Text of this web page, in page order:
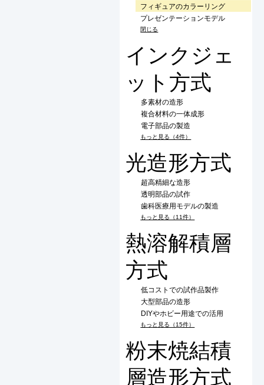
フィギュアのカラーリング
プレゼンテーションモデル
閉じる
インクジェ
ット方式
多素材の造形
複合材料の一体成形
電子部品の製造
もっと見る（4件）
光造形方式
超高精細な造形
透明部品の試作
歯科医療用モデルの製造
もっと見る（11件）
熱溶解積層
方式
低コストでの試作品製作
大型部品の造形
DIYやホビー用途での活用
もっと見る（15件）
粉末焼結積
層造形方式